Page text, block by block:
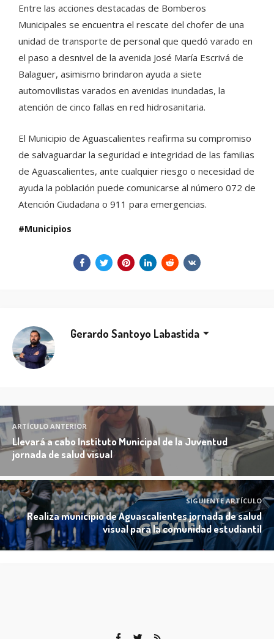
Entre las acciones destacadas de Bomberos
Municipales se encuentra el rescate del chofer de una
unidad de transporte de personal que quedó varado en
el paso a desnivel de la avenida José María Escrivá de
Balaguer, asimismo brindaron ayuda a siete
automovilistas varados en avenidas inundadas, la
atención de cinco fallas en red hidrosanitaria.
El Municipio de Aguascalientes reafirma su compromiso
de salvaguardar la seguridad e integridad de las familias
de Aguascalientes, ante cualquier riesgo o necesidad de
ayuda la población puede comunicarse al número 072 de
Atención Ciudadana o 911 para emergencias.
Municipios
Gerardo Santoyo Labastida
ARTÍCULO ANTERIOR
Llevará a cabo Instituto Municipal de la Juventud
jornada de salud visual
SIGUIENTE ARTÍCULO
Realiza municipio de Aguascalientes jornada de salud
visual para la comunidad estudiantil